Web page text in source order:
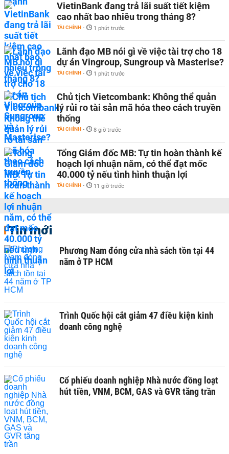
VietinBank đang trả lãi suất tiết kiệm
cao nhất bao nhiêu trong tháng 8?
TÀI CHÍNH - 1 phút trước
Lãnh đạo MB nói gì về việc tài trợ cho 18
dự án Vingroup, Sungroup và Masterise?
TÀI CHÍNH - 1 phút trước
Chủ tịch Vietcombank: Không thể quản
lý rủi ro tài sản mã hóa theo cách truyền
thống
TÀI CHÍNH - 8 giờ trước
Tổng Giám đốc MB: Tự tin hoàn thành kế
hoạch lợi nhuận năm, có thể đạt mốc
40.000 tỷ nếu tình hình thuận lợi
TÀI CHÍNH - 11 giờ trước
Tin mới
Phương Nam đóng cửa nhà sách tồn tại 44
năm ở TP HCM
Trình Quốc hội cắt giảm 47 điều kiện kinh
doanh công nghệ
Cổ phiếu doanh nghiệp Nhà nước đồng loạt
hút tiền, VNM, BCM, GAS và GVR tăng trần